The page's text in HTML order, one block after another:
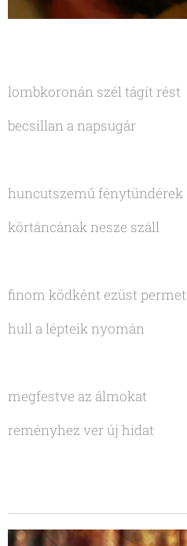
lombkoronán szél tágít rést
becsillan a napsugár
huncutszemű fénytündérek
körtáncának nesze száll
finom ködként ezüst permet
hull a lépteik nyomán
megfestve az álmokat
reményhez ver új hidat